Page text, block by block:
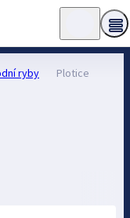
ryby
Plotice